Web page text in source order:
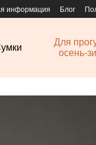
информация Блог
Для
осень-